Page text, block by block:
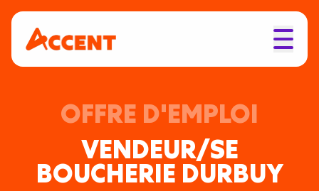
OFFRE D'EMPLOI
VENDEUR/SE
BOUCHERIE DURBUY